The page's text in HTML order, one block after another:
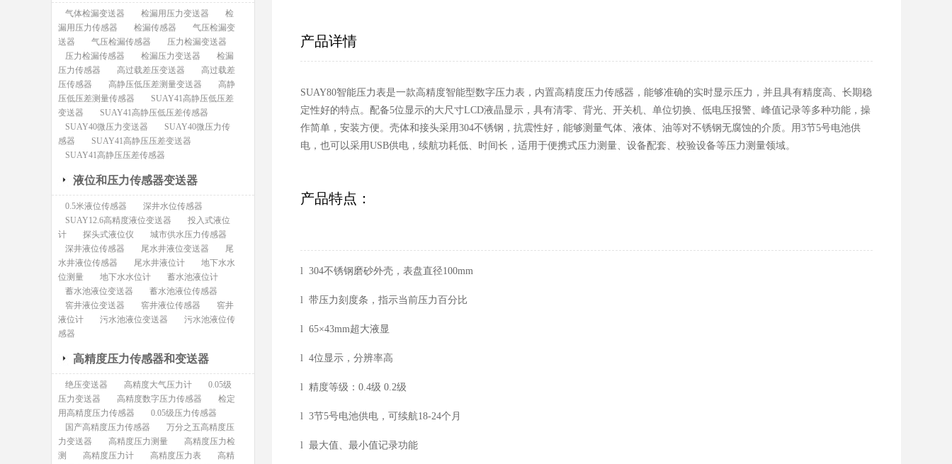
产品详情
SUAY80智能压力表是一款高精度智能型数字压力表，内置高精度压力传感器，能够准确的实时显示压力，并且具有精度高、长期稳
定性好的特点。配备5位显示的大尺寸LCD液晶显示，具有清零、背光、开关机、单位切换、低电压报警、峰值记录等多种功能，操
作简单，安装方便。壳体和接头采用304不锈钢，抗震性好，能够测量气体、液体、油等对不锈钢无腐蚀的介质。用3节5号电池供
电，也可以采用USB供电，续航功耗低、时间长，适用于便携式压力测量、设备配套、校验设备等压力测量领域。
产品特点：
l 304不锈钢磨砂外壳，表盘直径100mm
l 带压力刻度条，指示当前压力百分比
l 65×43mm超大液显
l 4位显示，分辨率高
l 精度等级：0.4级 0.2级
l 3节5号电池供电，可续航18-24个月
l 最大值、最小值记录功能
气体检漏变送器 检漏用压力变送器
检
漏用压力传感器
检漏传感器
气压检漏变
送器
气压检漏传感器
压力检漏变送器
压力检漏传感器
检漏压力变送器
检漏
压力传感器
高过载差压变送器
高过载差
压传感器
高静压低压差测量变送器
高静
压低压差测量传感器
SUAY41高静压低压差
变送器
SUAY41高静压低压差传感器
SUAY40微压力变送器
SUAY40微压力传
感器
SUAY41高静压压差变送器
SUAY41高静压压差传感器
液位和压力传感器变送器
0.5米液位传感器
深井水位传感器
SUAY12.6高精度液位变送器
投入式液位
计
探头式液位仪
城市供水压力传感器
深井液位传感器
尾水井液位变送器
尾
水井液位传感器
尾水井液位计
地下水水
位测量
地下水水位计
蓄水池液位计
蓄水池液位变送器
蓄水池液位传感器
窖井液位变送器
窖井液位传感器
窖井
液位计
污水池液位变送器
污水池液位传
感器
高精度压力传感器和变送器
绝压变送器 高精度大气压力计
0.05级
压力变送器
高精度数字压力传感器
检定
用高精度压力传感器
0.05级压力传感器
国产高精度压力传感器
万分之五高精度压
力变送器
高精度压力测量
高精度压力检
测
高精度压力计 高精度压力表
高精